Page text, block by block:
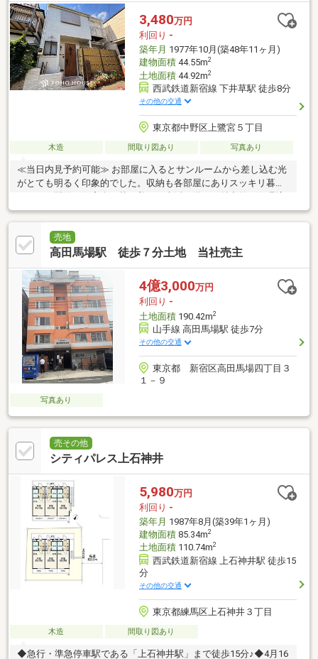
3,480万円
利回り -
築年月 1977年10月(築48年11ヶ月)
建物面積44.55m2
土地面積44.92m2
西武鉄道新宿線 下井草駅 徒歩8分
その他の交通
東京都中野区上鷺宮５丁目
木造 間取り図あり 写真あり
≪当日内見予約可能≫ お部屋に入るとサンルームから差し込む光
がとても明るく印象的でした。収納も各部屋にありスッキリ暮ら
です。
売地
高田馬場駅 徒歩７分土地 当社売主
4億3,000万円
利回り -
土地面積190.42m2
山手線 高田馬場駅 徒歩7分
その他の交通
東京都 新宿区高田馬場四丁目３
１－９
写真あり
売その他
シティパレス上石神井
5,980万円
利回り -
築年月 1987年8月(築39年1ヶ月)
建物面積85.34m2
土地面積110.74m2
西武鉄道新宿線 上石神井駅 徒歩15
分
その他の交通
東京都練馬区上石神井３丁目
木造 間取り図あり
◆急行・準急停車駅である「上石神井駅」まで徒歩15分♪◆4月16